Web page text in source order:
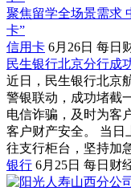
聚焦留学全场景需求
卡”
信用卡 6月26日 每日
民生银行北京分行成
近日，民生银行北京
警银联动，成功堵截
电信诈骗，及时为客
客户财产安全。 当日
往支行柜台，坚持加
银行 6月25日 每日财